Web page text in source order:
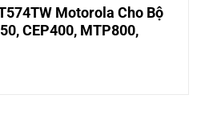
Motorola Cho Bộ
CEP400, MTP800,